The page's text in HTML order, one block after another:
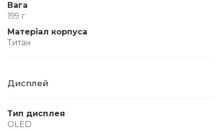
Вага
199 г
Матеріал корпуса
Титан
Дисплей
Тип дисплея
OLED